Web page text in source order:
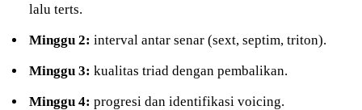
lalu terts.
Minggu 2: interval antar senar (sext, septim, triton).
Minggu 3: kualitas triad dengan pembalikan.
Minggu 4: progresi dan identifikasi voicing.